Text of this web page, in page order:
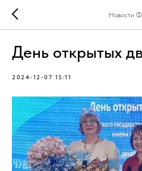
Новости
День открытых
2024-12-07 15:11